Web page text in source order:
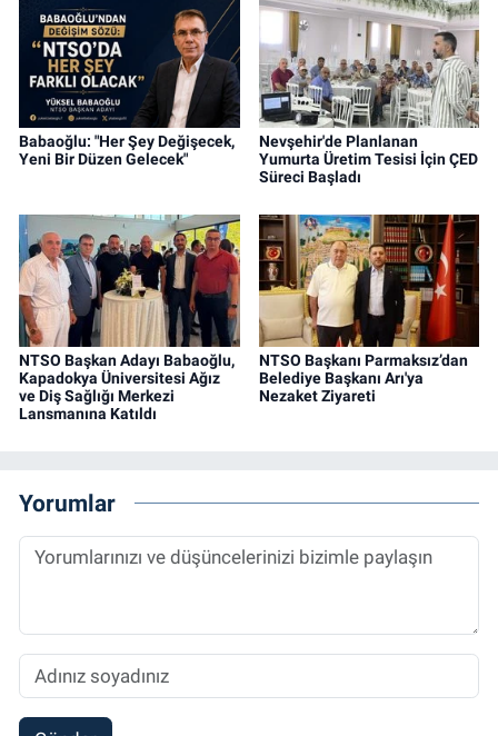
Babaoğlu: "Her Şey Değişecek,
Yeni Bir Düzen Gelecek"
Nevşehir'de Planlanan
Yumurta Üretim Tesisi İçin ÇED
Süreci Başladı
NTSO Başkan Adayı Babaoğlu,
Kapadokya Üniversitesi Ağız
ve Diş Sağlığı Merkezi
Lansmanına Katıldı
NTSO Başkanı Parmaksız’dan
Belediye Başkanı Arı'ya
Nezaket Ziyareti
Yorumlar